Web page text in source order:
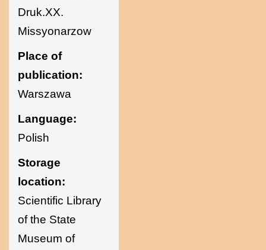
Druk.XX.
Missyonarzow
Place of
publication:
Warszawa
Language:
Polish
Storage
location:
Scientific Library
of the State
Museum of